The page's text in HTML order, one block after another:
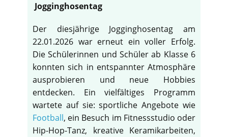
Jogginghosentag
Der diesjährige Jogginghosentag am
22.01.2026 war erneut ein voller Erfolg.
Die Schülerinnen und Schüler ab Klasse 6
konnten sich in entspannter Atmosphäre
ausprobieren und neue Hobbies
entdecken. Ein vielfältiges Programm
wartete auf sie: sportliche Angebote wie
Football, ein Besuch im Fitnessstudio oder
Hip-Hop-Tanz, kreative Keramikarbeiten,